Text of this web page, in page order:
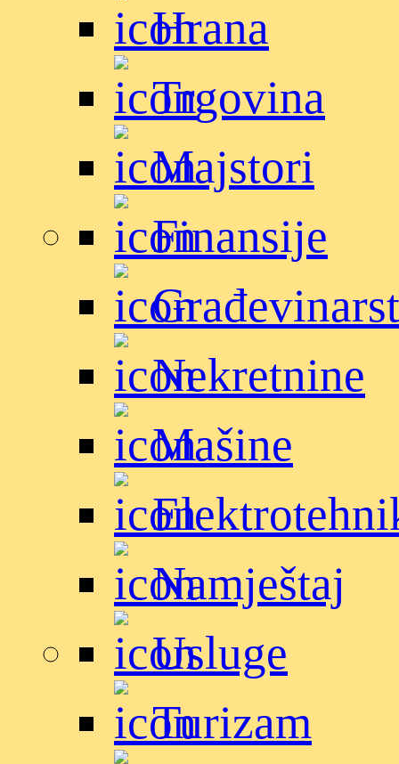
Hrana
Trgovina
Majstori
Finansije
Nekretnine
Mašine
Namještaj
Usluge
Turizam